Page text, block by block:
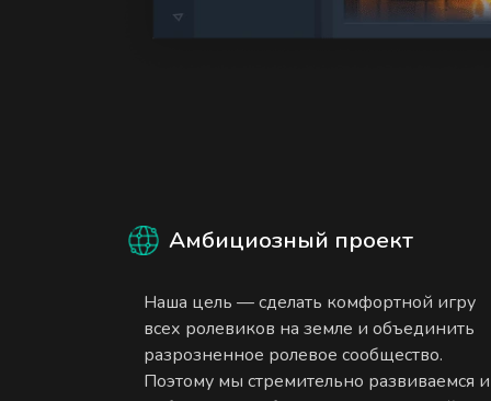
Амбициозный проект
Наша цель — сделать комфортной игру
всех ролевиков на земле и объединить
разрозненное ролевое сообщество.
Поэтому мы стремительно развиваемся и